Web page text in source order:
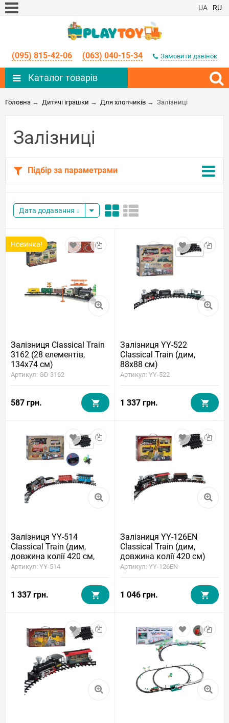
UA RU
(095) 815-42-06 (063) 040-15-34 Замовити дзвінок
Каталог товарів
Головна → Дитячі іграшки → Для хлопчиків → Залізниці
Залізниці
Підбір за параметрами
Дата додавання
Новинка!
Залізниця Classical Train
3162 (28 елементів,
134x74 см)
Артикул: GD 3162
587 грн.
Залізниця YY-522
Classical Train (дим,
88x88 см)
Артикул: YY-522
1 337 грн.
Залізниця YY-514
Classical Train (дим,
довжина колії 420 см,
USB)
Артикул: YY-514
1 337 грн.
Залізниця YY-126EN
Classical Train (дим,
довжина колії 420 см)
Артикул: YY-126EN
1 046 грн.